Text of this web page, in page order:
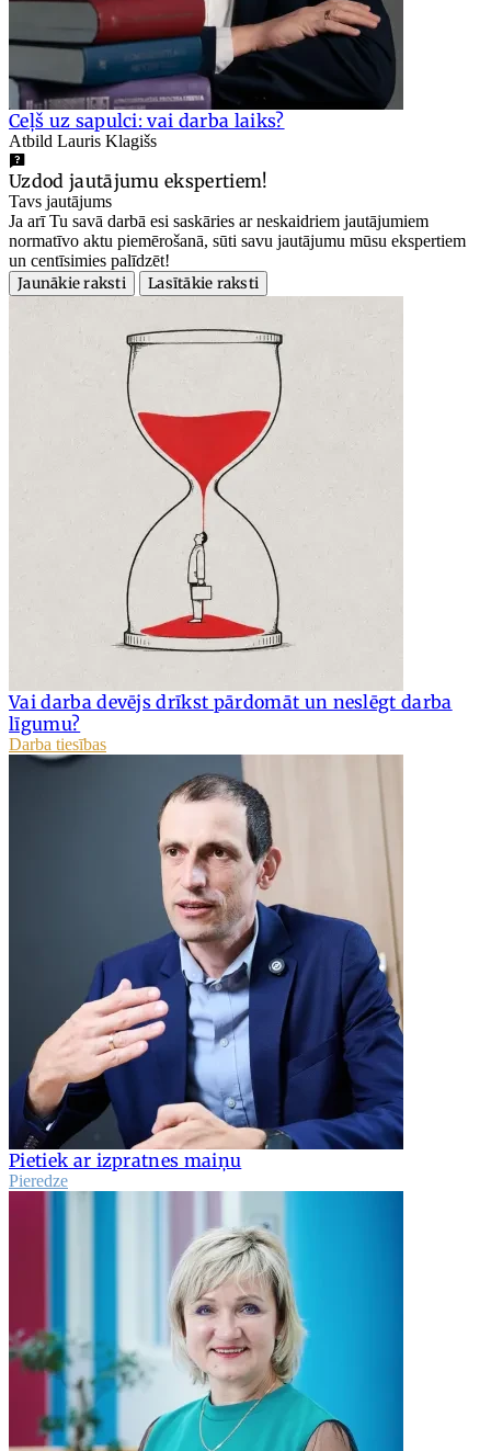
Ceļš uz sapulci: vai darba laiks?
Atbild Lauris Klagišs
Uzdod jautājumu ekspertiem!
Tavs jautājums
Ja arī Tu savā darbā esi saskāries ar neskaidriem jautājumiem
normatīvo aktu piemērošanā, sūti savu jautājumu mūsu ekspertiem
un centīsimies palīdzēt!
Jaunākie raksti
Lasītākie raksti
Vai darba devējs drīkst pārdomāt un neslēgt darba
līgumu?
Darba tiesības
Pietiek ar izpratnes maiņu
Pieredze